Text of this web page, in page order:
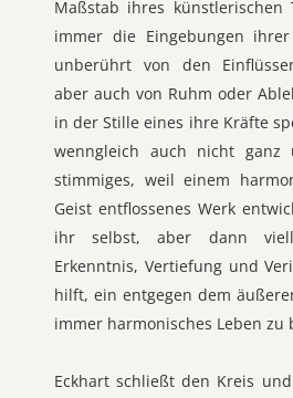
Maßstab ihres künstlerischen
immer die Eingebungen
unberührt von den
aber auch von Ruhm oder
in der Stille eines ihre Kräfte
wenngleich auch nicht
stimmiges, weil einem
Geist entflossenes Werk
ihr selbst, aber dann
Erkenntnis, Vertiefung und
hilft, ein entgegen dem
immer harmonisches Leben zu
Eckhart schließt den Kreis